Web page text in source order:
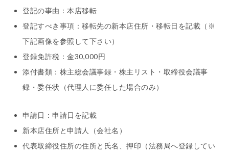
登記の事由：本店移転
登記すべき事項：移転先の新本店住所・移転日を記載（※
下記画像を参照して下さい）
登録免許税：金30,000円
添付書類：株主総会議事録・株主リスト・取締役会議事
録・委任状（代理人に委任した場合のみ）
申請日：申請日を記載
新本店住所と申請人（会社名）
代表取締役住所の住所と氏名、押印（法務局へ登録してい